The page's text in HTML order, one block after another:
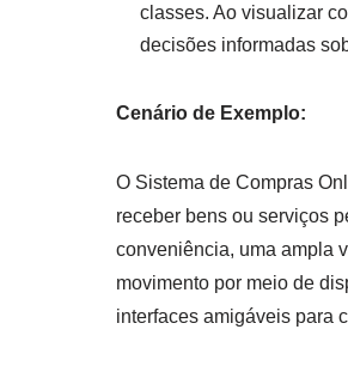
classes. Ao visualizar
decisões informadas
Cenário de Exemplo:
O Sistema de Compras
receber bens ou serviços
conveniência, uma ampla
movimento por meio de
interfaces amigáveis para